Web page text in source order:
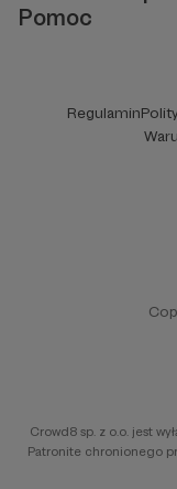
Pomoc
Regulamin
Crowd8 sp. z o.o. jest
Patronite chronionego